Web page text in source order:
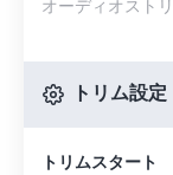
オーディオスト
トリム設定
トリムスタート